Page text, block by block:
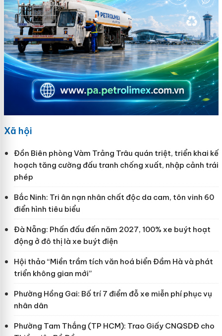
Xã hội
Đồn Biên phòng Vàm Trảng Trâu quán triệt, triển khai kế
hoạch tăng cường đấu tranh chống xuất, nhập cảnh trái
phép
Bắc Ninh: Tri ân nạn nhân chất độc da cam, tôn vinh 60
điển hình tiêu biểu
Đà Nẵng: Phấn đấu đến năm 2027, 100% xe buýt hoạt
động ở đô thị là xe buýt điện
Hội thảo “Miền trầm tích văn hoá biển Đầm Hà và phát
triển không gian mới”
Phường Hồng Gai: Bố trí 7 điểm đỗ xe miễn phí phục vụ
nhân dân
Phường Tam Thắng (TP HCM): Trao Giấy CNQSDĐ cho